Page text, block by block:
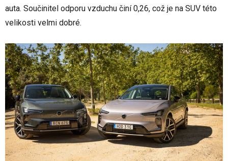
auta. Součinitel odporu vzduchu činí 0,26, což je na SUV této
velikosti velmi dobré.